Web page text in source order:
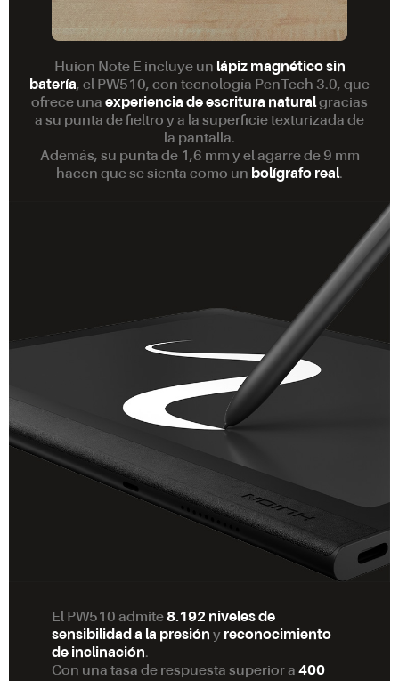
Huion Note E incluye un lápiz magnético sin
batería, el PW510, con tecnología PenTech 3.0, que
ofrece una experiencia de escritura naturalgracias
a su punta de fieltro y a la superficie texturizada de
la pantalla.
Además, su punta de 1,6 mm y el agarre de 9 mm
hacen que se sienta como un bolígrafo real.
El PW510 admite8.192 niveles de
sensibilidad a la presión y reconocimiento
de inclinación.
Con una tasa de respuesta superior a400